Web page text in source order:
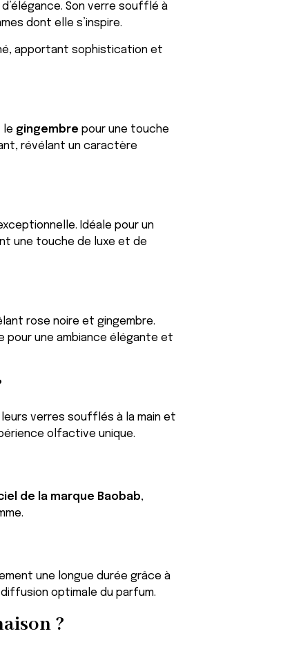
Son verre soufflé à
dont elle s’inspire.
apportant sophistication et
le gingembre pour une touche
révélant un caractère
Idéale pour un
une touche de luxe et de
rose noire et gingembre.
une ambiance élégante et
verres soufflés à la main et
olfactive unique.
de la marque Baobab,
une longue durée grâce à
optimale du parfum.
?